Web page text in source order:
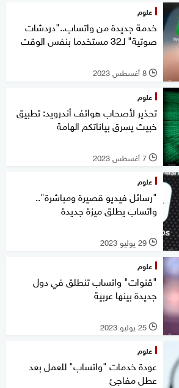
علوم
خدمة جديدة من واتساب.."دردشات
صوتية" لـ32 مستخدما بنفس الوقت
l 8 أغسطس 2023
علوم
تحذير لأصحاب هواتف أندرويد: تطبيق
خبيث يسرق بياناتكم الهامة
l 7 أغسطس 2023
علوم
"رسائل فيديو قصيرة ومباشرة"..
واتساب يطلق ميزة جديدة
l 29 يوليو 2023
علوم
"قنوات" واتساب تنطلق في دول
جديدة بينها عربية
l 25 يوليو 2023
علوم
عودة خدمات "واتساب" للعمل بعد
عطل مفاجئ